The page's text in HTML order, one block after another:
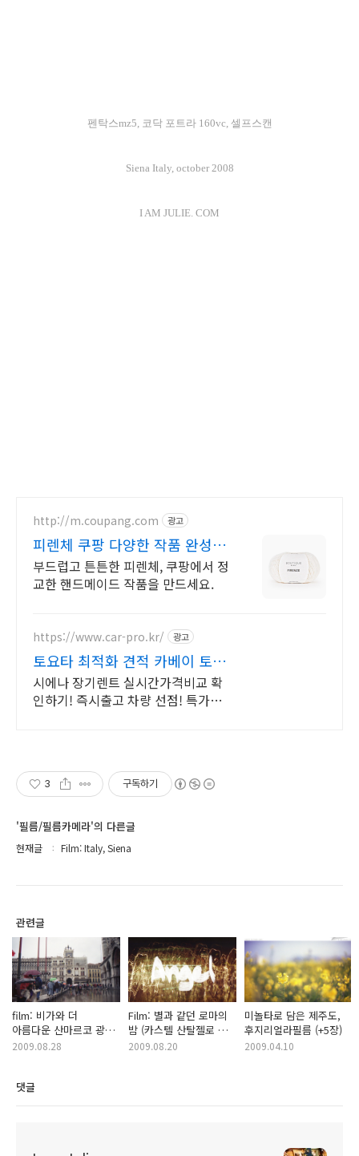
펜탁스mz5, 코닥 포트라 160vc, 셀프스캔
Siena Italy, october 2008
I AM JULIE. COM
http://m.coupang.com 광고
피렌체 쿠팡 다양한 작품 완성
다용도 실
부드럽고 튼튼한 피렌체, 쿠팡에서 정
교한 핸드메이드 작품을 만드세요.
https://www.car-pro.kr/ 광고
토요타 최적화 견적 카베이 토요
타 특가차량 무료견적
시에나 장기렌트 실시간가격비교 확
인하기! 즉시출고 차량 선점! 특가차
3 구독하기
'필름/필름카메라'의 다른글
현재글 Film: Italy, Siena
관련글
film: 비가와 더
아름다운 산마르코 광장,
베네치아
2009.08.28
Film: 별과 같던 로마의
밤 (카스텔 산탈젤로 성,
판테온)
2009.08.20
미놀타로 담은 제주도,
후지리얼라필름 (+5장)
2009.04.10
댓글